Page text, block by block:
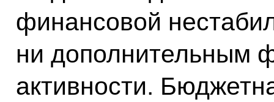
финансовой
ни дополнительным
активности.